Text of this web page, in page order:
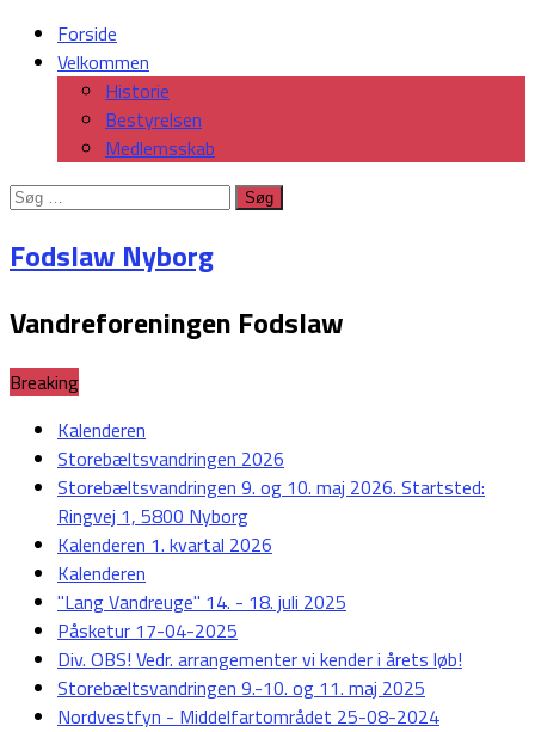
Forside
Velkommen
Historie
Bestyrelsen
Medlemsskab
Søg
Fodslaw Nyborg
Vandreforeningen Fodslaw
Breaking
Kalenderen
Storebæltsvandringen 2026
Storebæltsvandringen 9. og 10. maj 2026. Startsted:
Ringvej 1, 5800 Nyborg
Kalenderen 1. kvartal 2026
Kalenderen
"Lang Vandreuge" 14. - 18. juli 2025
Påsketur 17-04-2025
Div. OBS! Vedr. arrangementer vi kender i årets løb!
Storebæltsvandringen 9.-10. og 11. maj 2025
Nordvestfyn - Middelfartområdet 25-08-2024